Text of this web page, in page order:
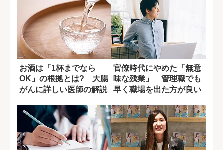
お酒は「1杯までなら
OK」の根拠とは? 大腸
がんに詳しい医師の解説
官僚時代にやめた「無意
味な残業」 管理職でも
早く職場を出た方が良い